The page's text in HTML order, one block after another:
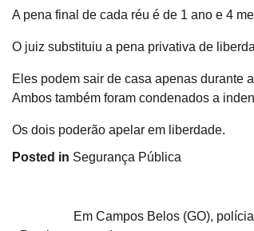
A pena final de cada réu é de 1 ano e 4
O juiz substituiu a pena privativa de
Eles podem sair de casa apenas durante
Ambos também foram condenados a
Os dois poderão apelar em liberdade.
Posted in Segurança Pública
NavegaçãoEm Campos Belos (GO),